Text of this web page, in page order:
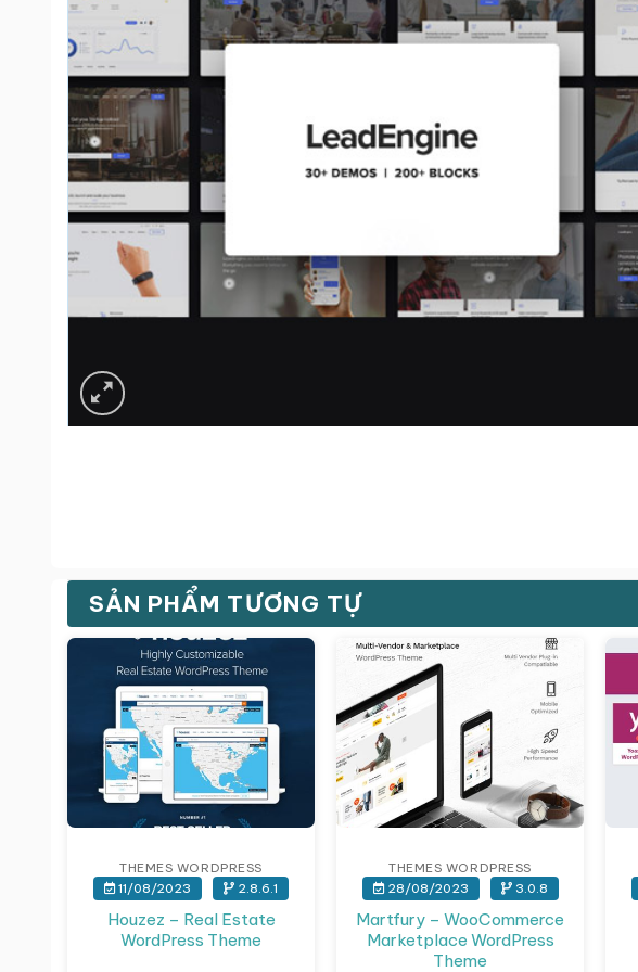
SẢN PHẨM TƯƠNG TỰ
THEMES WORDPRESS
11/08/2023 2.8.6.1
Houzez – Real Estate
WordPress Theme
THEMES WORDPRESS
28/08/2023 3.0.8
Martfury – WooCommerce
Marketplace WordPress
Theme